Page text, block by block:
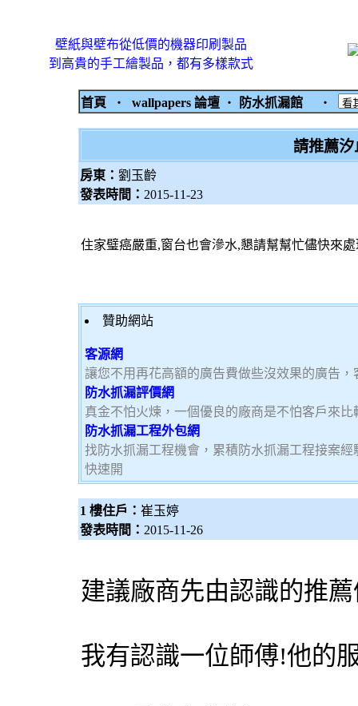
壁紙與壁布從低價的機器印刷製品
到高貴的手工繪製品，都有多樣款式
首頁 ‧ wallpapers 論壇 ‧ 防水抓漏館 ‧
請推薦汐
房東： 劉玉齡
發表時間： 2015-11-23
住家璧癌嚴重,窗台也會滲水,懇請幫幫忙儘快來處
贊助網站
客源網
讓您不用再花高額的廣告費做些沒效果的廣告
防水抓漏評價網
真金不怕火煉，一個優良的廠商是不怕客戶來
防水抓漏工程外包網
找防水抓漏工程機會，累積防水抓漏工程接案
快速開
1 樓住戶： 崔玉婷
發表時間： 2015-11-26
建議廠商先由認識的推
我有認識一位師傅!他的